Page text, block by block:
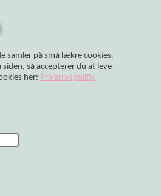
samler på små lækre cookies.
så accepterer du at leve
her: Privatlivspolitik